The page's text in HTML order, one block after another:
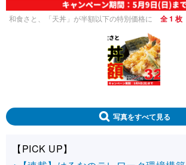
和食さと、「天丼」が半額以下の特別価格に 全 1 枚
写真をすべて見る
【PICK UP】